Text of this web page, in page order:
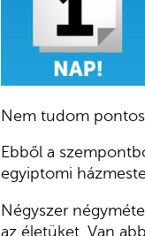
Nem tudom
Ebből a
egyiptomi
Négyszer
az életüket. Van